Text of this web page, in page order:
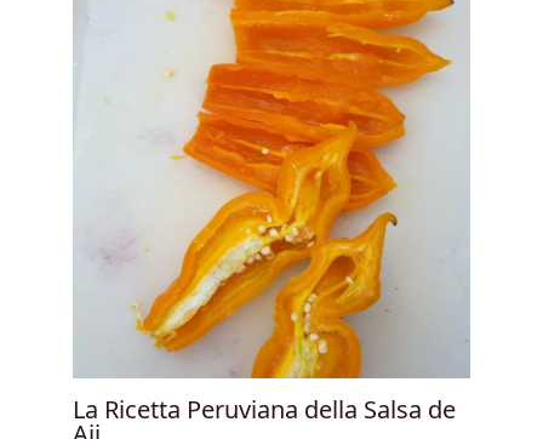
La Ricetta Peruviana della Salsa de